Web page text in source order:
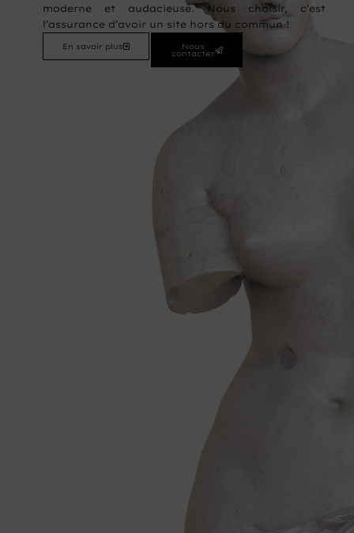
moderne et audacieuse. Nous choisir, c’est
l’assurance d’avoir un site hors du commun !
En savoir plus Nous
contacter